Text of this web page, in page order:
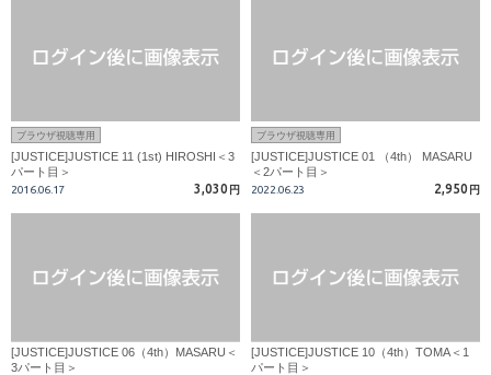
ブラウザ視聴専用
[JUSTICE]JUSTICE 11 (1st) HIROSHI＜3
パート目＞
2016.06.17 3,030 円
ブラウザ視聴専用
[JUSTICE]JUSTICE 01 （4th） MASARU
＜2パート目＞
2022.06.23 2,950 円
[JUSTICE]JUSTICE 06（4th）MASARU＜
3パート目＞
[JUSTICE]JUSTICE 10（4th）TOMA＜1
パート目＞